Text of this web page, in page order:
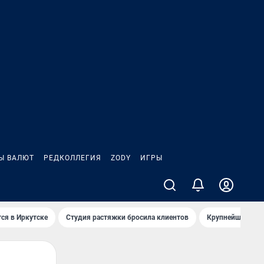
ВАЛЮТ РЕДКОЛЛЕГИЯ ZODY ИГРЫ
в Иркутске Студия растяжки бросила клиентов Крупнейшие